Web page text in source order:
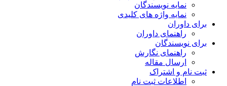
نمایه نویسندگان
نمایه واژه های کلیدی
برای داوران
راهنمای داوران
برای نویسندگان
راهنمای نگارش
ارسال مقاله
ثبت نام و اشتراک
اطلاعات ثبت نام